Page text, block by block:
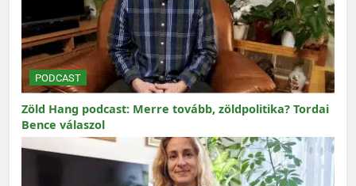
PODCAST
Zöld Hang podcast: Merre tovább, zöldpolitika? Tordai
Bence válaszol